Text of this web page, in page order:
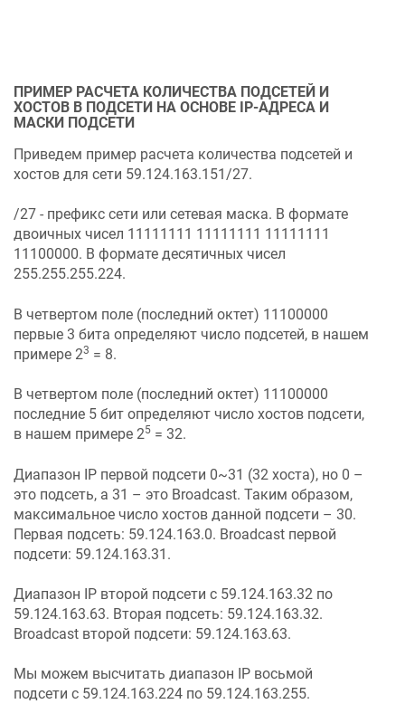
ПРИМЕР РАСЧЕТА КОЛИЧЕСТВА ПОДСЕТЕЙ И
ХОСТОВ В ПОДСЕТИ НА ОСНОВЕ IP-АДРЕСА И
МАСКИ ПОДСЕТИ
Приведем пример расчета количества подсетей и
хостов для сети 59.124.163.151/27.
/27 - префикс сети или сетевая маска. В формате
двоичных чисел 11111111 11111111 11111111
11100000. В формате десятичных чисел
255.255.255.224.
В четвертом поле (последний октет) 11100000
первые 3 бита определяют число подсетей, в нашем
примере 23 = 8.
В четвертом поле (последний октет) 11100000
последние 5 бит определяют число хостов подсети,
в нашем примере 25 = 32.
Диапазон IP первой подсети 0~31 (32 хоста), но 0 –
это подсеть, а 31 – это Broadcast. Таким образом,
максимальное число хостов данной подсети – 30.
Первая подсеть: 59.124.163.0. Broadcast первой
подсети: 59.124.163.31.
Диапазон IP второй подсети с 59.124.163.32 по
59.124.163.63. Вторая подсеть: 59.124.163.32.
Broadcast второй подсети: 59.124.163.63.
Мы можем высчитать диапазон IP восьмой
подсети с 59.124.163.224 по 59.124.163.255.